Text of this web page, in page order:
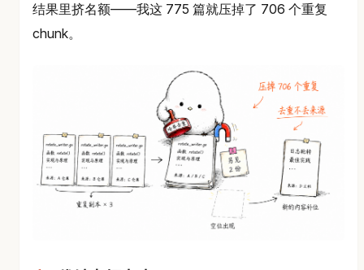
结果里挤名额——我这 775 篇就压掉了 706 个重复
chunk。